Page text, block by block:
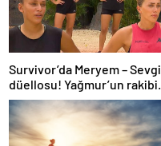
Survivor’da Meryem – Sevgi
düellosu! Yağmur’un rakibi
belli oldu